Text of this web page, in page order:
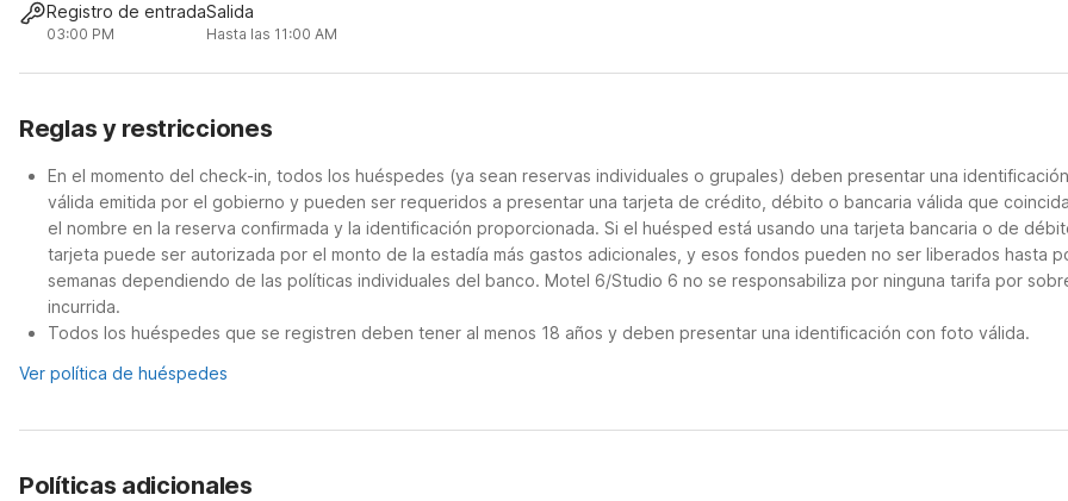
Registro de entrada
03:00 PM
Salida
Hasta las 11:00 AM
Reglas y restricciones
En el momento del check-in, todos los huéspedes (ya sean reservas individuales o grupales) deben presentar una identificación
válida emitida por el gobierno y pueden ser requeridos a presentar una tarjeta de crédito, débito o bancaria válida que
el nombre en la reserva confirmada y la identificación proporcionada. Si el huésped está usando una tarjeta bancaria o de
tarjeta puede ser autorizada por el monto de la estadía más gastos adicionales, y esos fondos pueden no ser liberados hasta
semanas dependiendo de las políticas individuales del banco. Motel 6/Studio 6 no se responsabiliza por ninguna tarifa por
incurrida.
Todos los huéspedes que se registren deben tener al menos 18 años y deben presentar una identificación con foto válida.
Ver política de huéspedes
Políticas adicionales